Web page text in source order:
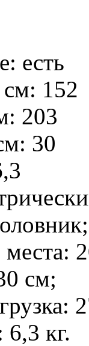
есть
152
203
30
места:
см;
кг.